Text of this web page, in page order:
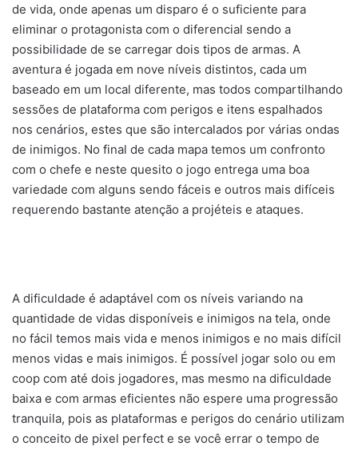
de vida, onde apenas um disparo é o suficiente para
eliminar o protagonista com o diferencial sendo a
possibilidade de se carregar dois tipos de armas. A
aventura é jogada em nove níveis distintos, cada um
baseado em um local diferente, mas todos compartilhando
sessões de plataforma com perigos e itens espalhados
nos cenários, estes que são intercalados por várias ondas
de inimigos. No final de cada mapa temos um confronto
com o chefe e neste quesito o jogo entrega uma boa
variedade com alguns sendo fáceis e outros mais difíceis
requerendo bastante atenção a projéteis e ataques.
A dificuldade é adaptável com os níveis variando na
quantidade de vidas disponíveis e inimigos na tela, onde
no fácil temos mais vida e menos inimigos e no mais difícil
menos vidas e mais inimigos. É possível jogar solo ou em
coop com até dois jogadores, mas mesmo na dificuldade
baixa e com armas eficientes não espere uma progressão
tranquila, pois as plataformas e perigos do cenário utilizam
o conceito de pixel perfect e se você errar o tempo de